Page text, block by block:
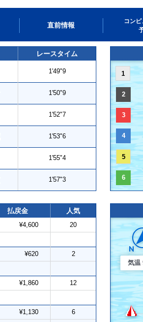
直前情報
コン
レースタイム
1'49"9
1'50"9
1'52"7
1'53"6
1'55"4
1'57"3
1
2
3
4
5
6
払戻金 人気
¥4,600 20
¥620 2
¥1,860 12
¥1,130 6
気温